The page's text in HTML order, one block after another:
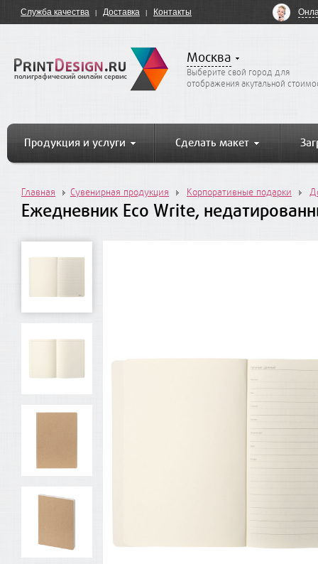
Служба качества Доставка Контакты
Москва
Выберите свой город для
отображения акутальной
Продукция и услуги Сделать макет
Главная Сувенирная продукция Корпоративные подарки
Ежедневник Eco Write,